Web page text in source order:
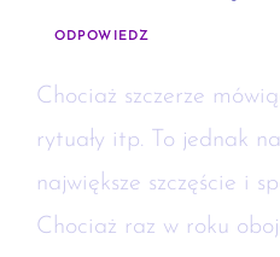
ODPOWIEDZ
Chociaż szczerze
rytuały itp. To jednak
największe szczęście i
Chociaż raz w roku